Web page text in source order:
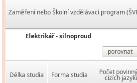
Zaměření nebo Školní vzdělávací program
Elektrikář - silnoproud
porovnat
Délka studia Forma studia Počet
cizích